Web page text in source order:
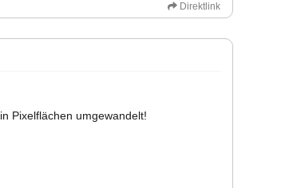
Direktlink
Pixelflächen umgewandelt!